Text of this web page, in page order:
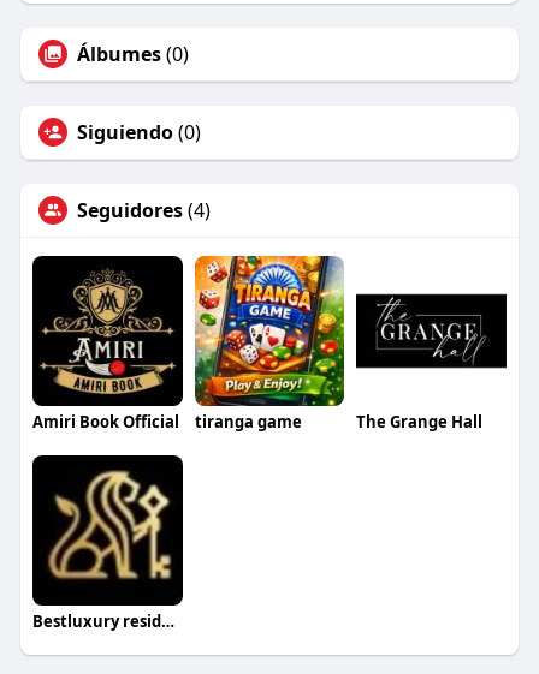
Álbumes(0)
Siguiendo(0)
Seguidores(4)
Amiri Book Official tiranga game The Grange Hall
Bestluxury residences